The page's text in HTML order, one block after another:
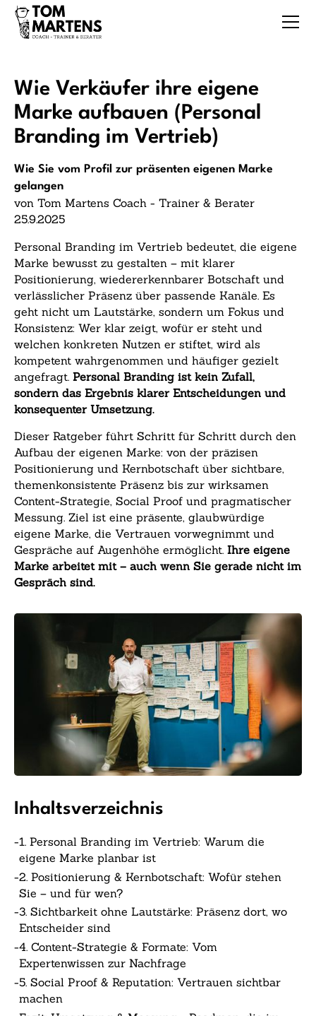
Wie Verkäufer ihre eigene
Marke aufbauen (Personal
Branding im Vertrieb)
Wie Sie vom Profil zur präsenten eigenen Marke
gelangen
von Tom Martens Coach - Trainer & Berater
25.9.2025
Personal Branding im Vertrieb bedeutet, die eigene
Marke bewusst zu gestalten – mit klarer
Positionierung, wiedererkennbarer Botschaft und
verlässlicher Präsenz über passende Kanäle. Es
geht nicht um Lautstärke, sondern um Fokus und
Konsistenz: Wer klar zeigt, wofür er steht und
welchen konkreten Nutzen er stiftet, wird als
kompetent wahrgenommen und häufiger gezielt
angefragt. Personal Branding ist kein Zufall,
sondern das Ergebnis klarer Entscheidungen und
konsequenter Umsetzung.
Dieser Ratgeber führt Schritt für Schritt durch den
Aufbau der eigenen Marke: von der präzisen
Positionierung und Kernbotschaft über sichtbare,
themenkonsistente Präsenz bis zur wirksamen
Content-Strategie, Social Proof und pragmatischer
Messung. Ziel ist eine präsente, glaubwürdige
eigene Marke, die Vertrauen vorwegnimmt und
Gespräche auf Augenhöhe ermöglicht. Ihre eigene
Marke arbeitet mit – auch wenn Sie gerade nicht im
Gespräch sind.
Inhaltsverzeichnis
-1. Personal Branding im Vertrieb: Warum die
eigene Marke planbar ist
-2. Positionierung & Kernbotschaft: Wofür stehen
Sie – und für wen?
-3. Sichtbarkeit ohne Lautstärke: Präsenz dort, wo
Entscheider sind
-4. Content-Strategie & Formate: Vom
Expertenwissen zur Nachfrage
-5. Social Proof & Reputation: Vertrauen sichtbar
machen